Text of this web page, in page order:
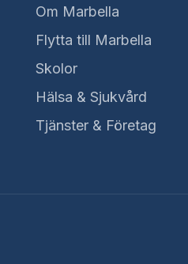
Om Marbella
Flytta till Marbella
Skolor
Hälsa & Sjukvård
Tjänster & Företag